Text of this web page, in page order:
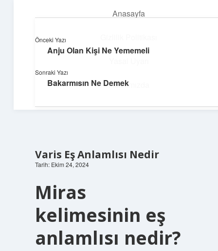
Anasayfa
Hakkımızda
Yumuşak Teknoloji Rehberi
Dijital dünyada huzurlu bir yolculuk!
Varis Eş Anlamlısı Nedir
Tarih: Ekim 24, 2024
Miras
kelimesinin eş
anlamlısı nedir?
Önceki Yazı
Anju Olan Kişi Ne Yememeli
Sonraki Yazı
Bakarmısın Ne Demek